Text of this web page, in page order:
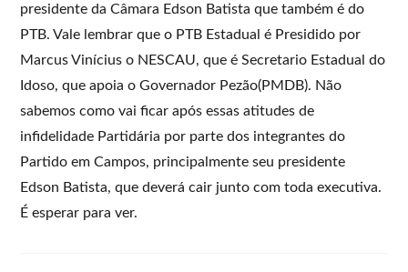
presidente da Câmara Edson Batista que também é do
PTB. Vale lembrar que o PTB Estadual é Presidido por
Marcus Vinícius o NESCAU, que é Secretario Estadual do
Idoso, que apoia o Governador Pezão(PMDB). Não
sabemos como vai ficar após essas atitudes de
infidelidade Partidária por parte dos integrantes do
Partido em Campos, principalmente seu presidente
Edson Batista, que deverá cair junto com toda executiva.
É esperar para ver.